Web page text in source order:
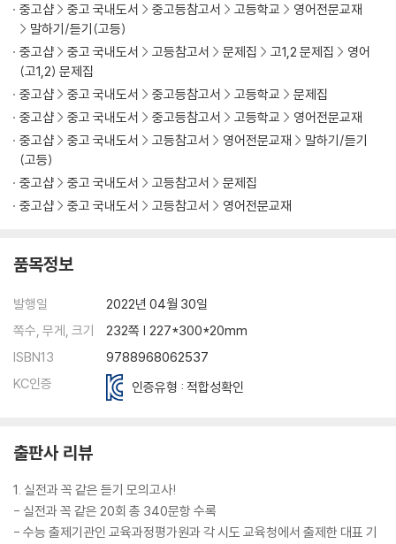
중고샵
중고 국내도서 중고등참고서 고등학교
영어전문교재
말하기/듣기(고등)
중고샵
중고 국내도서 고등참고서 문제집 고1,2 문제집
영어
(고1,2) 문제집
중고샵
중고 국내도서 중고등참고서 고등학교
문제집
중고샵
중고 국내도서 중고등참고서 고등학교
영어전문교재
중고샵
중고 국내도서 고등참고서 영어전문교재
말하기/듣기
(고등)
중고샵
중고 국내도서 고등참고서
문제집
중고샵
중고 국내도서 고등참고서 영어전문교재
품목정보
발행일
2022년 04월 30일
쪽수, 무게, 크기
232쪽 | 227*300*20mm
ISBN13
9788968062537
KC인증
인증유형 : 적합성확인
출판사 리뷰
1. 실전과 꼭 같은 듣기 모의고사!
- 실전과 꼭 같은 20회 총 340문항 수록
- 수능 출제기관인 교육과정평가원과 각 시도 교육청에서 출제한 대표 기